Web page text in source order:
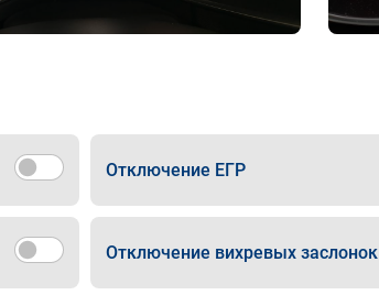
Отключение ЕГР
Отключение вихревых заслонок